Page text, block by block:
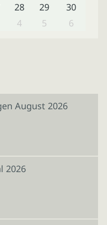
28 29
30
4 5 6
August 2026
2026